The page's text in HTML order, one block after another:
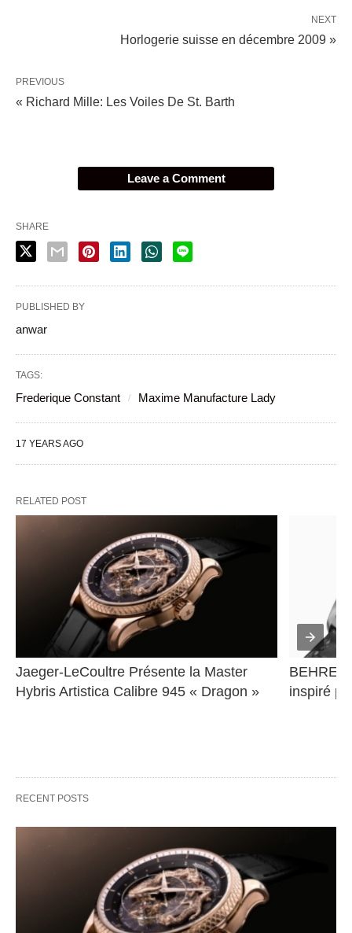
NEXT
Horlogerie suisse en décembre 2009 »
PREVIOUS
« Richard Mille: Les Voiles De St. Barth
Leave a Comment
SHARE
PUBLISHED BY
anwar
TAGS:
Frederique Constant Maxime Manufacture Lady
17 YEARS AGO
RELATED POST
Jaeger-LeCoultre Présente la Master
Hybris Artistica Calibre 945 « Dragon »
inspiré
RECENT POSTS